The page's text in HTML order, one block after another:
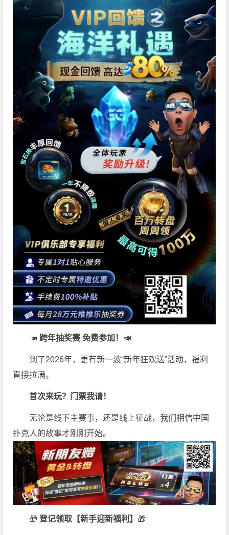
📣 跨年抽奖赛 免费参加 ！📣
到了2026年，更有新一波“新年狂欢送”活动，福利
直接拉满。
首次来玩？门票我请！
无论是线下主赛事，还是线上征战，我们相信中国
扑克人的故事才刚刚开始。
🎁 登记领取【新手迎新福利】 🎁